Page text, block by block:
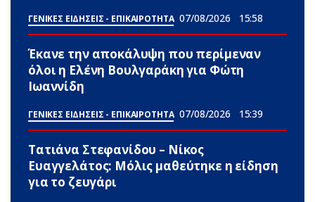
ΓΕΝΙΚΕΣ ΕΙΔΗΣΕΙΣ - ΕΠΙΚΑΙΡΟΤΗΤΑ 07/08/2026 15:58
Έκανε την αποκάλυψη που περίμεναν
όλοι η Ελένη Βουλγαράκη για Φώτη
Ιωαννίδη
ΓΕΝΙΚΕΣ ΕΙΔΗΣΕΙΣ - ΕΠΙΚΑΙΡΟΤΗΤΑ 07/08/2026 15:39
Τατιάνα Στεφανίδου – Νίκος
Ευαγγελάτος: Μόλις μαθεύτηκε η είδηση
για το ζευγάρι